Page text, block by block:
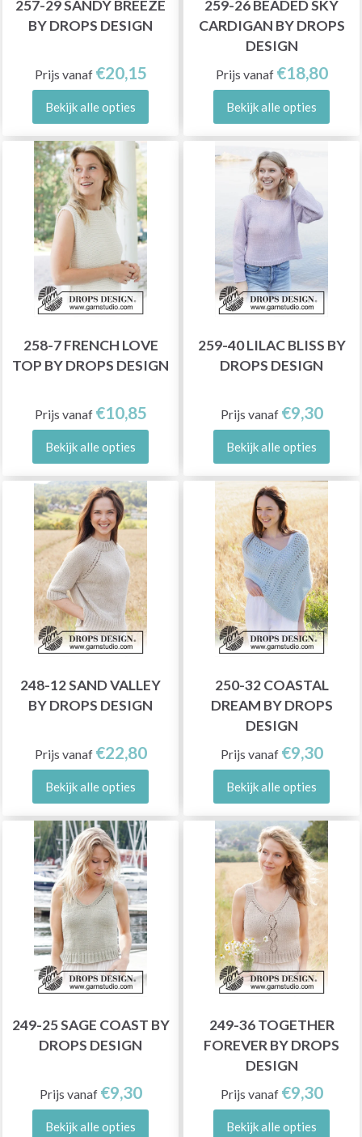
257-29 SANDY BREEZE
BY DROPS DESIGN
Prijs vanaf €20,15
Bekijk alle opties
259-26 BEADED SKY
CARDIGAN BY DROPS
DESIGN
Prijs vanaf €18,80
Bekijk alle opties
258-7 FRENCH LOVE
TOP BY DROPS DESIGN
Prijs vanaf €10,85
Bekijk alle opties
259-40 LILAC BLISS BY
DROPS DESIGN
Prijs vanaf €9,30
Bekijk alle opties
248-12 SAND VALLEY
BY DROPS DESIGN
Prijs vanaf €22,80
Bekijk alle opties
250-32 COASTAL
DREAM BY DROPS
DESIGN
Prijs vanaf €9,30
Bekijk alle opties
249-25 SAGE COAST BY
DROPS DESIGN
Prijs vanaf €9,30
Bekijk alle opties
249-36 TOGETHER
FOREVER BY DROPS
DESIGN
Prijs vanaf €9,30
Bekijk alle opties